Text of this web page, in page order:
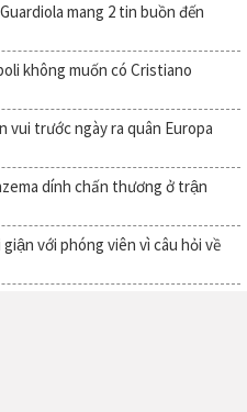
mang 2 tin buồn đến
không muốn có Cristiano
vui trước ngày ra quân Europa
dính chấn thương ở trận
với phóng viên vì câu hỏi về